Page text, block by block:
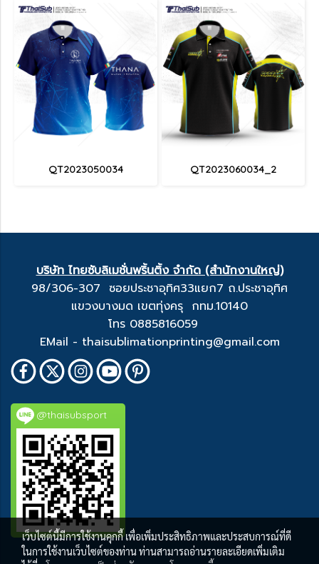
QT2023050034 QT2023060034_2
บริษัท ไทยซับลิเมชั่นพริ้นติ้ง จำกัด (สำนักงานใหญ่)
98/306-307 ซอยประชาอุทิศ33แยก7 ถ.ประชาอุทิศ
แขวงบางมด เขตทุ่งครุ กทม.10140
โทร 0885816059
EMail - thaisublimationprinting@gmail.com
@thaisubsport
เว็บไซต์นี้มีการใช้งานคุกกี้ เพื่อเพิ่มประสิทธิภาพและประสบการณ์ที่ดี
ในการใช้งานเว็บไซต์ของท่าน ท่านสามารถอ่านรายละเอียดเพิ่มเติม